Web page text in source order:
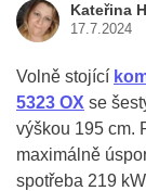
Kateřina
17.7.2024
Volně stojící
5323 OX se
výškou 195 cm.
maximálně
spotřeba 219